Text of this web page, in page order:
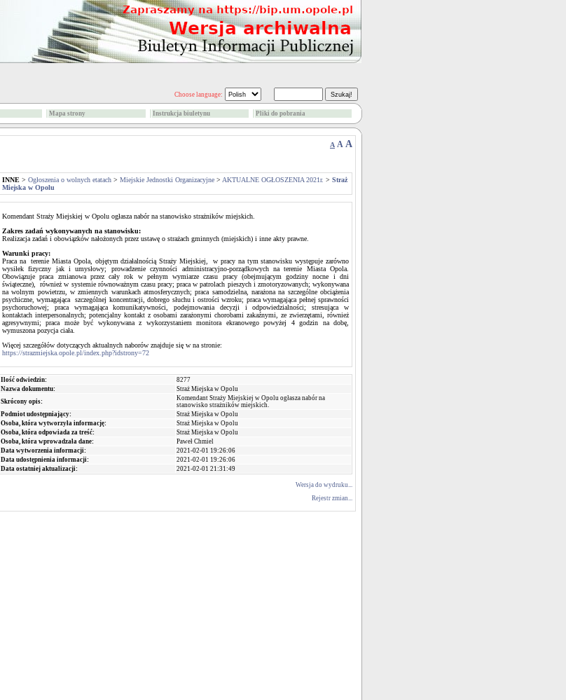
Choose language:
Mapa strony Instrukcja biuletynu Pliki do pobrania
A A A
INNE > Ogłoszenia o wolnych etatach > Miejskie Jednostki Organizacyjne > AKTUALNE OGŁOSZENIA 2021r. > Straż
Miejska w Opolu
Komendant Straży Miejskiej w Opolu ogłasza nabór na stanowisko strażników miejskich.
Zakres zadań wykonywanych na stanowisku:
Realizacja zadań i obowiązków nałożonych przez ustawę o strażach gminnych (miejskich) i inne akty prawne.
Warunki pracy:
Praca na terenie Miasta Opola, objętym działalnością Straży Miejskiej, w pracy na tym stanowisku występuje zarówno
wysiłek fizyczny jak i umysłowy; prowadzenie czynności administracyjno-porządkowych na terenie Miasta Opola.
Obowiązuje praca zmianowa przez cały rok w pełnym wymiarze czasu pracy (obejmującym godziny nocne i dni
świąteczne), również w systemie równoważnym czasu pracy; praca w patrolach pieszych i zmotoryzowanych; wykonywana
na wolnym powietrzu, w zmiennych warunkach atmosferycznych; praca samodzielna, narażona na szczególne obciążenia
psychiczne, wymagająca szczególnej koncentracji, dobrego słuchu i ostrości wzroku; praca wymagająca pełnej sprawności
psychoruchowej; praca wymagająca komunikatywności, podejmowania decyzji i odpowiedzialności; stresująca w
kontaktach interpersonalnych; potencjalny kontakt z osobami zarażonymi chorobami zakaźnymi, ze zwierzętami, również
agresywnymi; praca może być wykonywana z wykorzystaniem monitora ekranowego powyżej 4 godzin na dobę,
wymuszona pozycja ciała.
Więcej szczegółów dotyczących aktualnych naborów znajduje się w na stronie:
https://strazmiejska.opole.pl/index.php?idstrony=72
Ilość odwiedzin:
8277
Nazwa dokumentu:
Straż Miejska w Opolu
Skrócony opis:
Komendant Straży Miejskiej w Opolu ogłasza nabór na
stanowisko strażników miejskich.
Podmiot udostępniający:
Straż Miejska w Opolu
Osoba, która wytworzyła informację:
Straż Miejska w Opolu
Osoba, która odpowiada za treść:
Straż Miejska w Opolu
Osoba, która wprowadzała dane:
Paweł Chmiel
Data wytworzenia informacji:
2021-02-01 19:26:06
Data udostępnienia informacji:
2021-02-01 19:26:06
Data ostatniej aktualizacji:
2021-02-01 21:31:49
Wersja do wydruku...
Rejestr zmian...